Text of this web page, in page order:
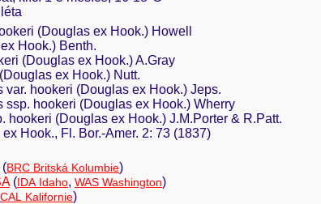
(Douglas ex Hook.) Howell
Hook.) Benth.
(Douglas ex Hook.) A.Gray
ex Hook.) Nutt.
var. hookeri (Douglas ex Hook.) Jeps.
ssp. hookeri (Douglas ex Hook.) Wherry
hookeri (Douglas ex Hook.) J.M.Porter & R.Patt.
Hook., Fl. Bor.-Amer. 2: 73 (1837)
(BRC Britská Kolumbie)
(IDA Idaho, WAS Washington)
CAL Kalifornie)